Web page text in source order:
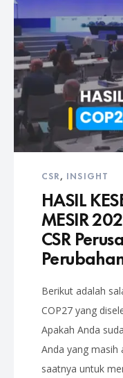
CSR, INSIGHT
HASIL
MESIR
CSR
Berikut adalah
COP27 yang
Apakah Anda
Anda yang masih
saatnya untuk